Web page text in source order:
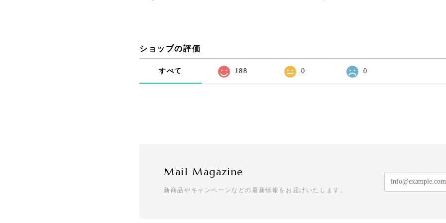
ショップの評価
すべて 188 0 0
Mail Magazine
新商品やキャンペーンなどの最新情報をお届けいたします。